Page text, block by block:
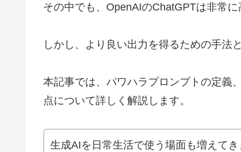
その中でも、OpenAIのChatGPTは非常に
しかし、より良い出力を得るための手法
本記事では、パワハラプロンプトの定義
点について詳しく解説します。
生成AIを日常生活で使う場面も増えてき